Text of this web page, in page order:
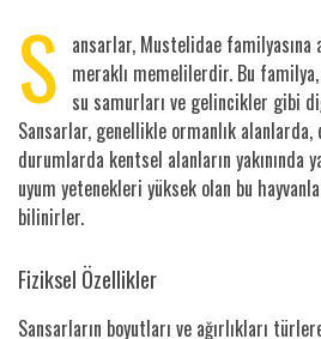
S ansarlar, Mustelidae familyasına
meraklı memelilerdir. Bu
su samurları ve gelincikler gibi
Sansarlar, genellikle ormanlık alanlarda,
durumlarda kentsel alanların yakınında
uyum yetenekleri yüksek olan bu
bilinirler.
Fiziksel Özellikler
Sansarların boyutları ve ağırlıkları